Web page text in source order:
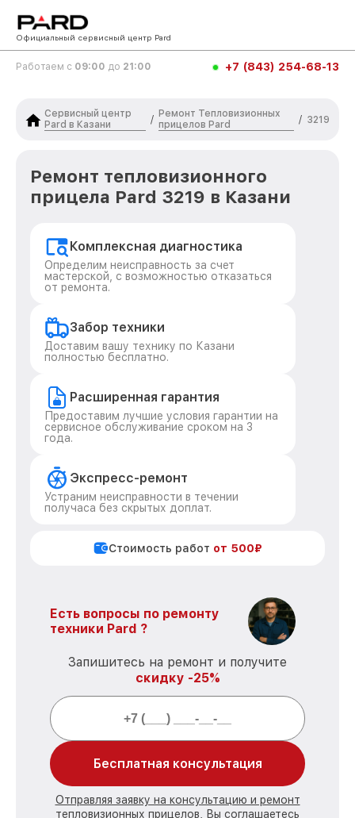
Официальный сервисный центр Pard
Работаем с 09:00 до 21:00 +7 (843) 254-68-13
Сервисный центр
Pard в Казани
/
Ремонт Тепловизионных
прицелов Pard
/ 3219
Ремонт тепловизионного
прицела Pard 3219 в Казани
Комплексная диагностика
Определим неисправность за счет
мастерской, с возможностью отказаться
от ремонта.
Забор техники
Доставим вашу технику по Казани
полностью бесплатно.
Расширенная гарантия
Предоставим лучшие условия гарантии на
сервисное обслуживание сроком на 3
года.
Экспресс-ремонт
Устраним неисправности в течении
получаса без скрытых доплат.
Стоимость работ от 500₽
Есть вопросы по ремонту
техники Pard ?
Запишитесь на ремонт и получите
скидку -25%
Бесплатная консультация
Отправляя заявку на консультацию и ремонт
тепловизионных прицелов, Вы соглашаетесь